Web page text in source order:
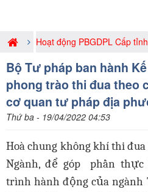
Hoạt động PBGDPL Cấp tỉnh
Bộ Tư pháp ban hành
phong trào thi đua theo
cơ quan tư pháp địa
Thứ ba - 19/04/2022 04:53
Hoà chung không khí thi
Ngành, để góp phần
trình hành động của